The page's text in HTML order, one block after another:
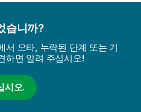
습니까?
서 오타, 누락된 단계 또는 기
하면 알려 주십시오!
시오.